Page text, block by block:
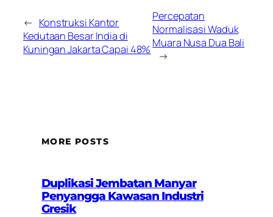
← Konstruksi Kantor
Kedutaan Besar India di
Kuningan Jakarta Capai 48%
Percepatan
Normalisasi Waduk
Muara Nusa Dua Bali
→
MORE POSTS
Duplikasi Jembatan Manyar
Penyangga Kawasan Industri
Gresik